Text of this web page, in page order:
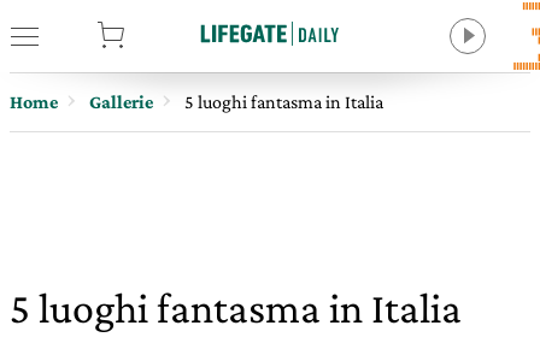
Home Gallerie 5 luoghi fantasma in Italia
5 luoghi fantasma in Italia